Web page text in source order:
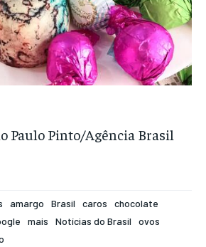
Paulo Pinto/Agência Brasil
amargo Brasil caros
chocolate
mais Notícias do Brasil
ovos